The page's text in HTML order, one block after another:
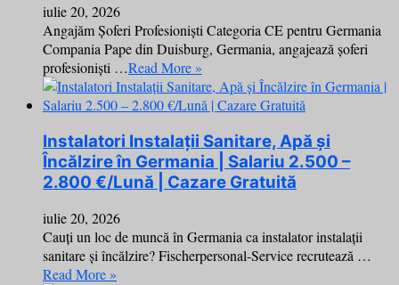
iulie 20, 2026
Angajăm Șoferi Profesioniști Categoria CE pentru Germania
Compania Pape din Duisburg, Germania, angajează șoferi
profesioniști …Read More »
Instalatori Instalații Sanitare, Apă și
Încălzire în Germania | Salariu 2.500 –
2.800 €/Lună | Cazare Gratuită
iulie 20, 2026
Cauți un loc de muncă în Germania ca instalator instalații
sanitare și încălzire? Fischerpersonal-Service recrutează …
Read More »